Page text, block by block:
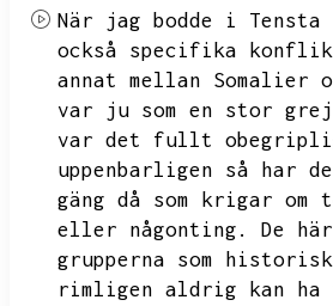
När jag bodde i
också specifika
annat mellan Somalier
var ju som en stor grej
var det fullt
uppenbarligen så har
gäng då som krigar om
eller någonting.
De
grupperna som
rimligen aldrig kan